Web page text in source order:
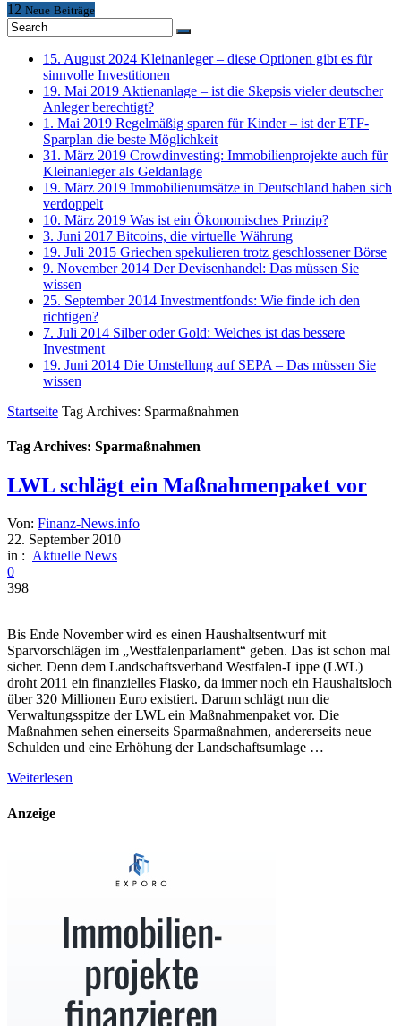
12 Neue Beiträge
15. August 2024 Kleinanleger – diese Optionen gibt es für
sinnvolle Investitionen
19. Mai 2019 Aktienanlage – ist die Skepsis vieler deutscher
Anleger berechtigt?
1. Mai 2019 Regelmäßig sparen für Kinder – ist der ETF-
Sparplan die beste Möglichkeit
31. März 2019 Crowdinvesting: Immobilienprojekte auch für
Kleinanleger als Geldanlage
19. März 2019 Immobilienumsätze in Deutschland haben sich
verdoppelt
10. März 2019 Was ist ein Ökonomisches Prinzip?
3. Juni 2017 Bitcoins, die virtuelle Währung
19. Juli 2015 Griechen spekulieren trotz geschlossener Börse
9. November 2014 Der Devisenhandel: Das müssen Sie
wissen
25. September 2014 Investmentfonds: Wie finde ich den
richtigen?
7. Juli 2014 Silber oder Gold: Welches ist das bessere
Investment
19. Juni 2014 Die Umstellung auf SEPA – Das müssen Sie
wissen
Startseite Tag Archives: Sparmaßnahmen
Tag Archives: Sparmaßnahmen
LWL schlägt ein Maßnahmenpaket vor
Von: Finanz-News.info
22. September 2010
in : Aktuelle News
0
398
Bis Ende November wird es einen Haushaltsentwurf mit
Sparvorschlägen im „Westfalenparlament“ geben. Das ist schon mal
sicher. Denn dem Landschaftsverband Westfalen-Lippe (LWL)
droht 2011 ein finanzielles Fiasko, da immer noch ein Haushaltsloch
über 320 Millionen Euro existiert. Darum schlägt nun die
Verwaltungsspitze der LWL ein Maßnahmenpaket vor. Die
Maßnahmen sehen einerseits Sparmaßnahmen, andererseits neue
Schulden und eine Erhöhung der Landschaftsumlage …
Weiterlesen
Anzeige